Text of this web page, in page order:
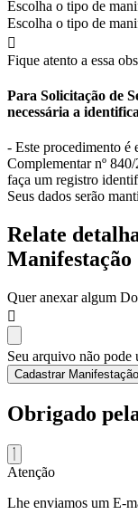
Escolha o tipo de
Escolha o tipo de
Fique atento a essa
Para Solicitação de
necessária a
- Este procedimento é
Complementar nº
faça um registro
Seus dados serão
Relate
Manifestação
Quer anexar algum
Seu arquivo não pode
Cadastrar Manifestação
Obrigado
Atenção
Lhe enviamos um E-